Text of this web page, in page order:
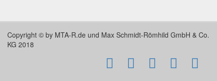
Copyright © by MTA-R.de und Max Schmidt-Römhild GmbH & Co.
KG 2018